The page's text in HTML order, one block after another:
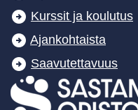
Kurssit ja koulutus
Ajankohtaista
Saavutettavuus